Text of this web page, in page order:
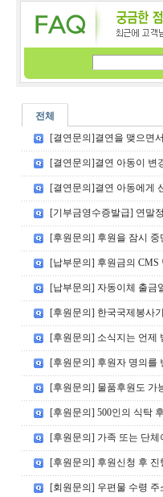
전체
[결연문의]결연을 맺으면
[결연문의]결연 아동이 변
[결연문의]결연 아동에게
[기부금영수증발급] 연말
[후원문의] 후원을 잠시 중
[납부문의] 후원금의
[납부문의] 자동이체 출금
[후원문의] 한국국제봉사
[후원문의] 소식지는 언제
[후원문의] 후원자 명의를
[후원문의] 물품후원도 가
[후원문의] 500인의 식탁
[후원문의] 가족 또는 단
[후원문의] 후원신청 후 진
[회원문의] 우편물 수령